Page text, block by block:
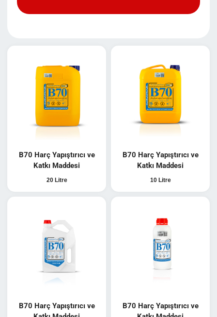
B70 Harç Yapıştırıcı ve
Katkı Maddesi
20 Litre
B70 Harç Yapıştırıcı ve
Katkı Maddesi
10 Litre
B70 Harç Yapıştırıcı ve
B70 Harç Yapıştırıcı ve